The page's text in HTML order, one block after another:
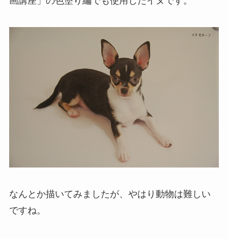
なんとか描いてみましたが、やはり動物は難しい
ですね。